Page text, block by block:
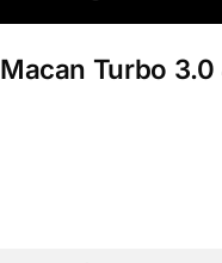
Macan Turbo